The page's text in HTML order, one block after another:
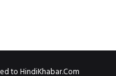
to HindiKhabar.Com